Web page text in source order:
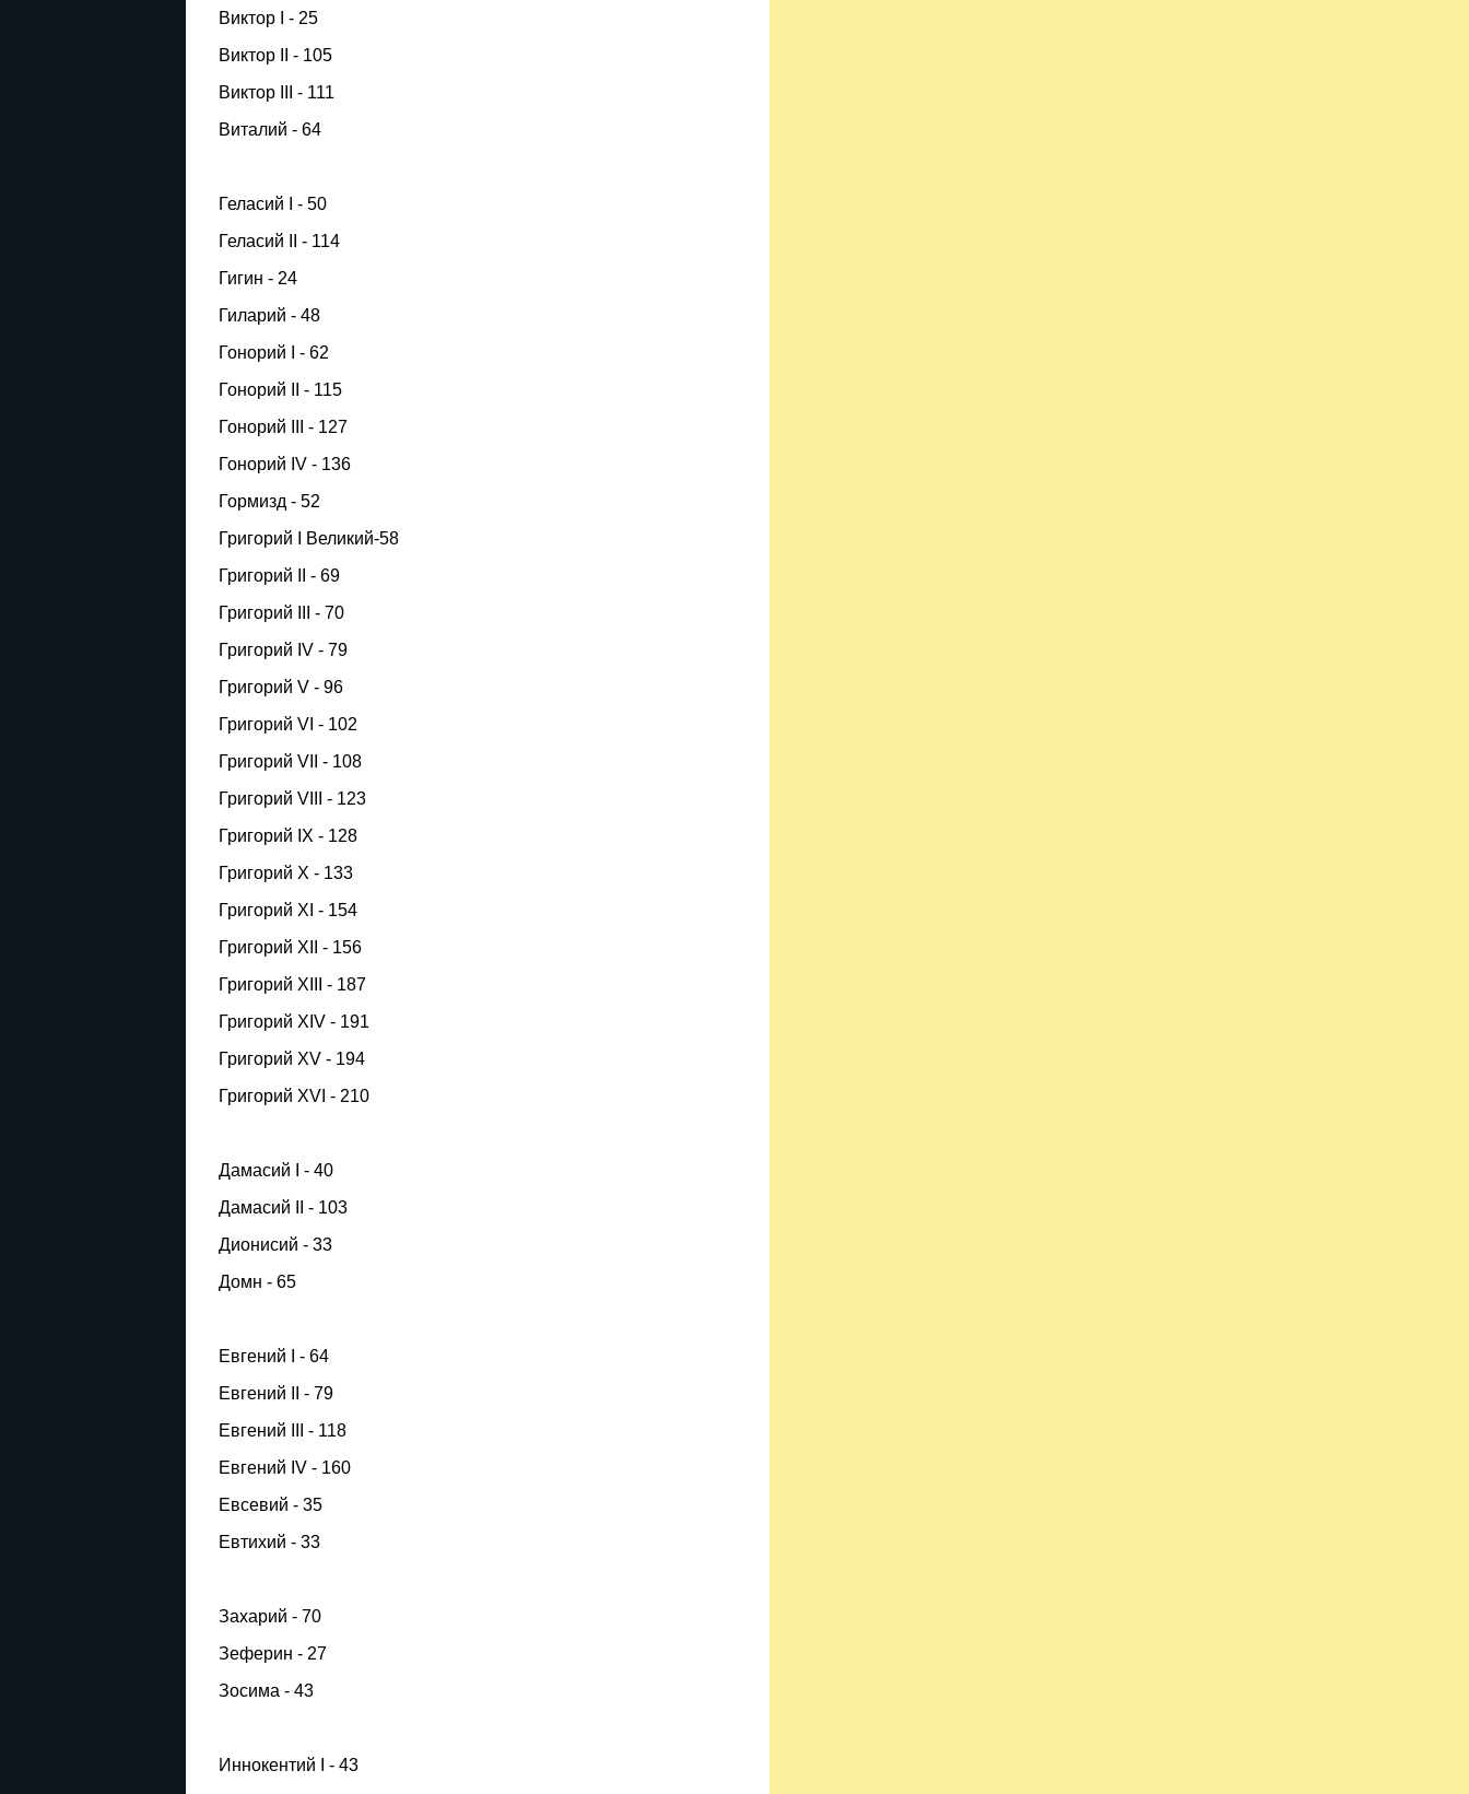
Виктор I - 25
Виктор II - 105
Виктор III - 111
Виталий - 64
Геласий I - 50
Геласий II - 114
Гигин - 24
Гиларий - 48
Гонорий I - 62
Гонорий II - 115
Гонорий III - 127
Гонорий IV - 136
Гормизд - 52
Григорий I Великий-58
Григорий II - 69
Григорий III - 70
Григорий IV - 79
Григорий V - 96
Григорий VI - 102
Григорий VII - 108
Григорий VIII - 123
Григорий IX - 128
Григорий X - 133
Григорий XI - 154
Григорий XII - 156
Григорий XIII - 187
Григорий XIV - 191
Григорий XV - 194
Григорий XVI - 210
Дамасий I - 40
Дамасий II - 103
Дионисий - 33
Домн - 65
Евгений I - 64
Евгений II - 79
Евгений III - 118
Евгений IV - 160
Евсевий - 35
Евтихий - 33
Захарий - 70
Зеферин - 27
Зосима - 43
Иннокентий I - 43